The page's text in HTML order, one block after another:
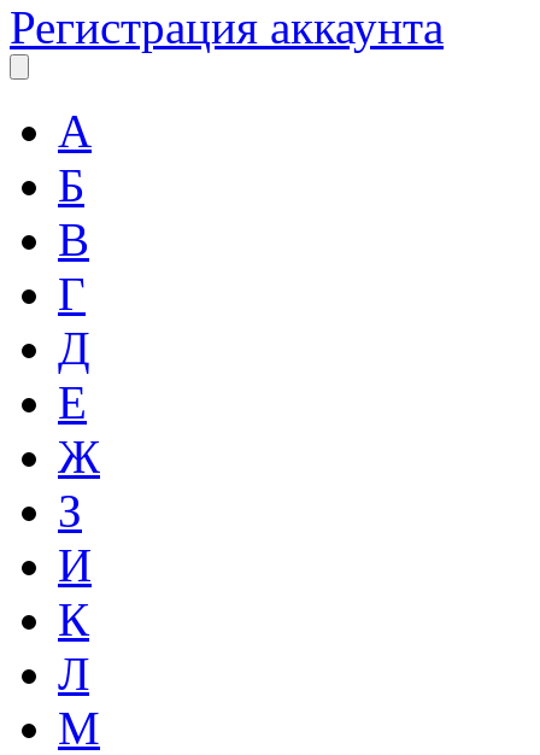
Регистрация аккаунта
А
Б
В
Г
Д
Е
Ж
З
И
К
Л
М